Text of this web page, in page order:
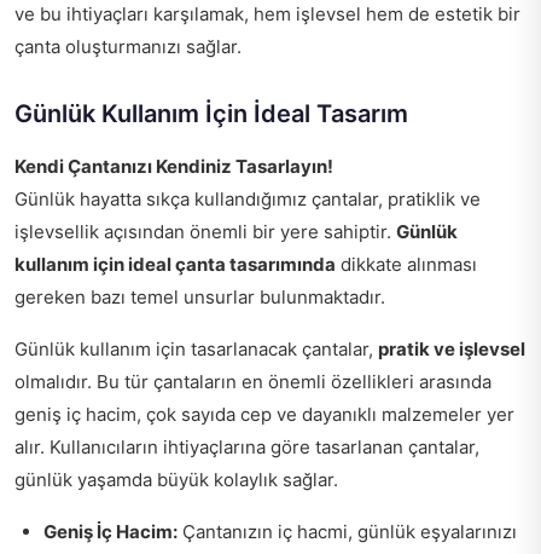
ve bu ihtiyaçları karşılamak, hem işlevsel hem de estetik bir
çanta oluşturmanızı sağlar.
Günlük Kullanım İçin İdeal Tasarım
Kendi Çantanızı Kendiniz Tasarlayın!
Günlük hayatta sıkça kullandığımız çantalar, pratiklik ve
işlevsellik açısından önemli bir yere sahiptir. Günlük
kullanım için ideal çanta tasarımında dikkate alınması
gereken bazı temel unsurlar bulunmaktadır.
Günlük kullanım için tasarlanacak çantalar, pratik ve işlevsel
olmalıdır. Bu tür çantaların en önemli özellikleri arasında
geniş iç hacim, çok sayıda cep ve dayanıklı malzemeler yer
alır. Kullanıcıların ihtiyaçlarına göre tasarlanan çantalar,
günlük yaşamda büyük kolaylık sağlar.
Geniş İç Hacim: Çantanızın iç hacmi, günlük eşyalarınızı